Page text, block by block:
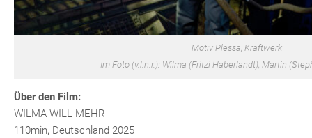
Motiv Plessa, Kraftwerk
Im Foto (v.l.n.r.): Wilma (Fritzi Haberlandt), Martin
Über den Film:
WILMA WILL MEHR
110min, Deutschland 2025